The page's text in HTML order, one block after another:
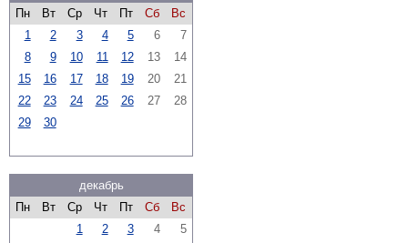
Пн
Вт Ср Чт Пт Сб
Вс
1
2 3 4 5 6
7
8
9 10 11 12 13
14
15
16 17 18 19 20
21
22
23 24 25 26 27
28
29
30
декабрь
Пн
Вт Ср Чт Пт Сб
Вс
1
2 3 4
5